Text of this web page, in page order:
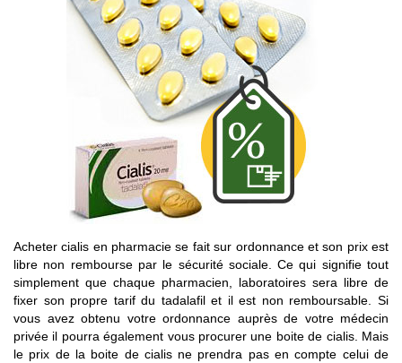
Acheter cialis en pharmacie se fait sur ordonnance et son prix est
libre non rembourse par le sécurité sociale. Ce qui signifie tout
simplement que chaque pharmacien, laboratoires sera libre de
fixer son propre tarif du tadalafil et il est non remboursable. Si
vous avez obtenu votre ordonnance auprès de votre médecin
privée il pourra également vous procurer une boite de cialis. Mais
le prix de la boite de cialis ne prendra pas en compte celui de